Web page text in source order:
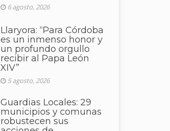
6 agosto, 2026
Llaryora: “Para Córdoba
es un inmenso honor y
un profundo orgullo
recibir al Papa León
XIV”
5 agosto, 2026
Guardias Locales: 29
municipios y comunas
robustecen sus